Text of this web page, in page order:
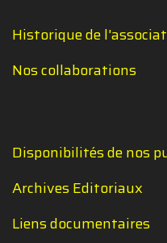
Historique de
Nos collaborations
Disponibilités de nos
Archives Editoriaux
Liens documentaires